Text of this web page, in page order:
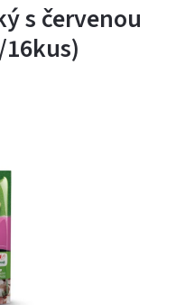
s červenou